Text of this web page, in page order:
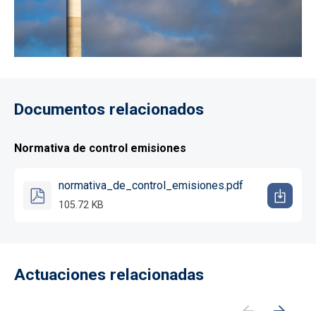
Documentos relacionados
Normativa de control emisiones
normativa_de_control_emisiones.pdf
105.72 KB
Actuaciones relacionadas